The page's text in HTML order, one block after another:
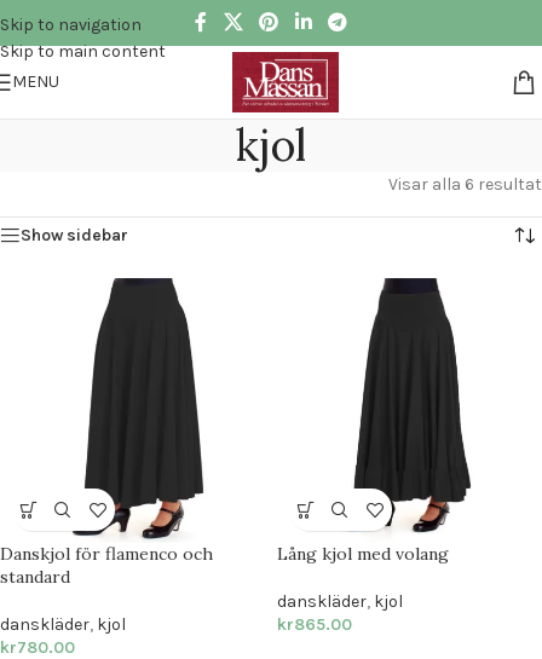
Skip to navigation
Skip to main content
MENU
kjol
Visar alla 6 resultat
Show sidebar
Danskjol för flamenco och
standard
danskläder, kjol
kr780.00
Lång kjol med volang
danskläder, kjol
kr865.00